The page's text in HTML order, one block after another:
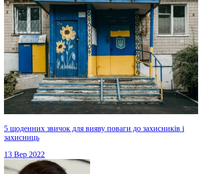
5 щоденних звичок для вияву поваги до захисників і
захисниць
13 Вер 2022